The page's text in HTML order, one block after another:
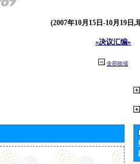
(2007年10月15日-10月19日,
«决议汇编»
全部收缩